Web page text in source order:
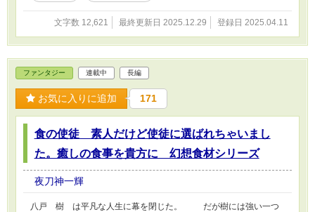
文字数 12,621 最終更新日 2025.12.29 登録日 2025.04.11
ファンタジー 連載中 長編
お気に入りに追加 171
食の使徒 素人だけど使徒に選ばれちゃいまし
た。癒しの食事を貴方に 幻想食材シリーズ
夜刀神一輝
八戸 樹 は平凡な人生に幕を閉じた。 だが樹には強い一つ